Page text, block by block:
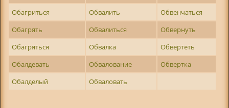
Обагриться
Обвалить
Обвенчаться
Обагрять
Обвалиться
Обвернуть
Обагряться
Обвалка
Обвертеть
Обалдевать
Обвалование
Обвертка
Обалделый
Обваловать